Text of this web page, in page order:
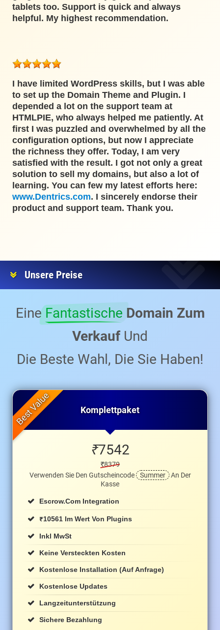
tablets too. Support is quick and always
helpful. My highest recommendation.
I have limited WordPress skills, but I was able
to set up the Domain Theme and Plugin. I
depended a lot on the support team at
HTMLPIE, who always helped me patiently. At
first I was puzzled and overwhelmed by all the
configuration options, but now I appreciate
the richness they offer. Today, I am very
satisfied with the result. I got not only a great
solution to sell my domains, but also a lot of
learning. You can few my latest efforts here:
www.Dentrics.com. I sincerely endorse their
product and support team. Thank you.
Unsere Preise
Eine Fantastische Domain Zum
Verkauf Und
Die Beste Wahl, Die Sie Haben!
Komplettpaket
₹7542
₹8379
Verwenden Sie Den Gutscheincode
Summer An Der
Kasse
Escrow.com Integration
₹10561 Im Wert Von Plugins
Inkl MwSt
Keine Versteckten Kosten
Kostenlose Installation (auf Anfrage)
Kostenlose Updates
Langzeitunterstützung
Sichere Bezahlung